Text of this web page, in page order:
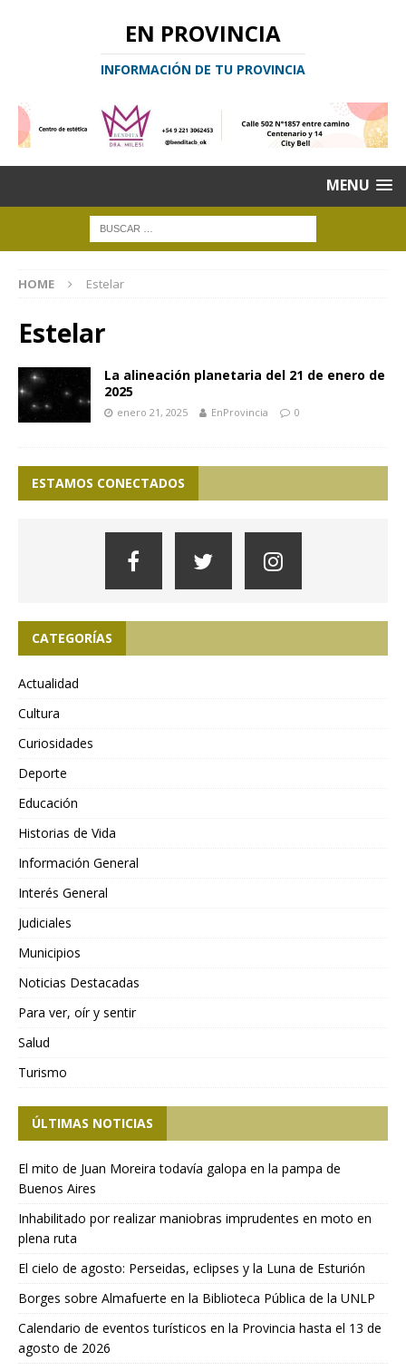
EN PROVINCIA
INFORMACIÓN DE TU PROVINCIA
MENU
HOME Estelar
Estelar
La alineación planetaria del 21 de enero de
2025
enero 21, 2025 EnProvincia 0
ESTAMOS CONECTADOS
CATEGORÍAS
Actualidad
Cultura
Curiosidades
Deporte
Educación
Historias de Vida
Información General
Interés General
Judiciales
Municipios
Noticias Destacadas
Para ver, oír y sentir
Salud
Turismo
ÚLTIMAS NOTICIAS
El mito de Juan Moreira todavía galopa en la pampa de
Buenos Aires
Inhabilitado por realizar maniobras imprudentes en moto en
plena ruta
El cielo de agosto: Perseidas, eclipses y la Luna de Esturión
Borges sobre Almafuerte en la Biblioteca Pública de la UNLP
Calendario de eventos turísticos en la Provincia hasta el 13 de
agosto de 2026